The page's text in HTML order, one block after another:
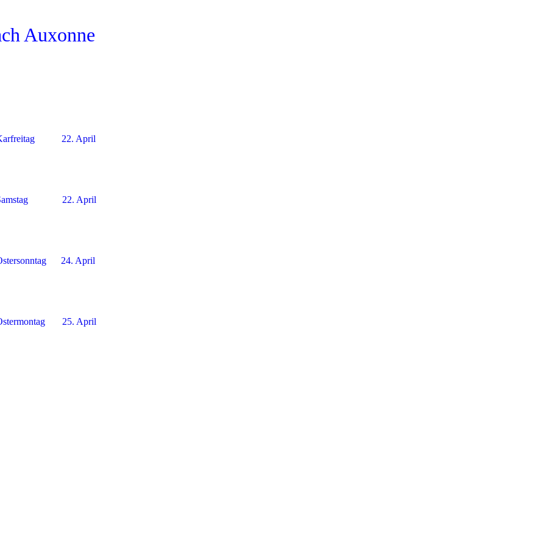
Auxonne
22. April
22. April
24. April
25. April